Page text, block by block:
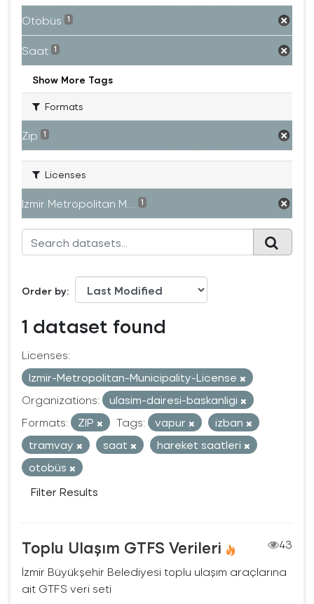
Otobüs 1
Saat 1
Show More Tags
Formats
Zip 1
Licenses
Izmir Metropolitan M... 1
Order by
1 dataset found
Licenses:
Izmir-Metropolitan-Municipality-License
Organizations:
ulasim-dairesi-baskanligi
Formats:
ZIP Tags: vapur
izban
tramvay
saat
hareket saatleri
otobüs
Filter Results
Toplu Ulaşım GTFS Verileri
43
İzmir Büyükşehir Belediyesi toplu ulaşım araçlarına
ait GTFS veri seti